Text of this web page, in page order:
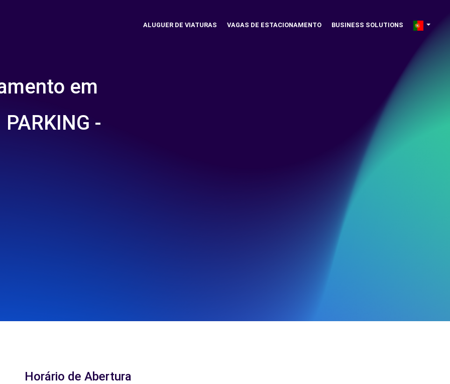
ALUGUER DE VIATURAS VAGAS DE ESTACIONAMENTO BUSINESS SOLUTIONS
em
-
Horário de Abertura